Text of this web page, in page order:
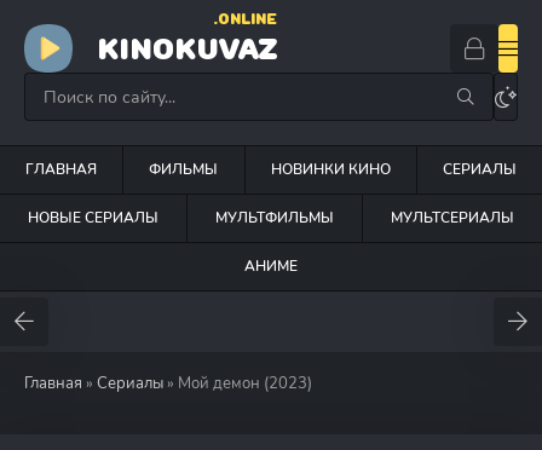
KINOKUVAZ
.ONLINE
ГЛАВНАЯ ФИЛЬМЫ НОВИНКИ КИНО СЕРИАЛЫ
НОВЫЕ СЕРИАЛЫ МУЛЬТФИЛЬМЫ МУЛЬТСЕРИАЛЫ
АНИМЕ
Главная » Сериалы » Мой демон (2023)